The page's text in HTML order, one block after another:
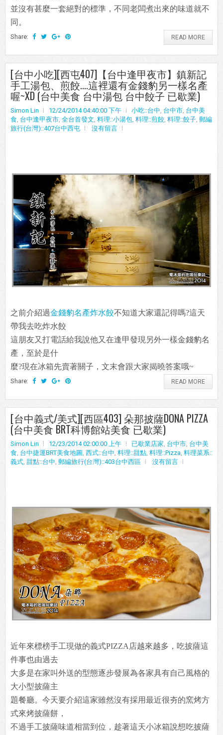
並沒有甚麼一套絕對的標準，不同老闆煮出來的味道就不
同。
Share: READ MORE
[台中小吃][西屯407]【台中逢甲夜市】鎮新記
手工湯包、煎餃....這裡還有金錢豹另一樣名產
喔~XD (台中美食 台中湯包 台中餃子 已歇業)
Simon Lin 12/24/2014 04:40:00 下午 小吃::台中 台中市 台中美
食 台中逢甲夜市 全台首發文 料理::小湯包 料理::煎餃 料理::餃子 郵編
旅行(台灣)::407台中西屯
沒有留言
之前介紹過金錢豹名產炸水餃不知道大家還記得嗎?這天
帶我去吃炸水餃
這朋友又打電話給我說他又在逢甲發現另外一樣金錢豹名
產，至於是什
麼?現在冰箱先賣著關子，文末會跟大家揭曉答案哦~
Share: READ MORE
[台中義式/美式][西區403] 朵那披薩DONA PIZZA
(台中美食 BRT科博館站美食 已歇業)
Simon Lin 12/23/2014 02:00:00 上午 已歇業店家 台中市 台中美
食 台中捷運BRT美食地圖 西式::台中 料理::甜點 料理::Pizza 料理菜系::
義式 甜點::台中 郵編旅行(台灣)::403台中西區 沒有留言
近年來標榜手工現做的義式PIZZA店越來越多，吃披薩這
件事也由過去
大多是在家叫外送的型態逐步發展為各家具有自己風格的
大小型披薩主
題餐廳。今天要介紹這家雖然沒有採用最近很夯的窯烤方
式來烤披薩餅，
不過手工披薩味道相當到位，趁著這天小冰箱說想吃披薩